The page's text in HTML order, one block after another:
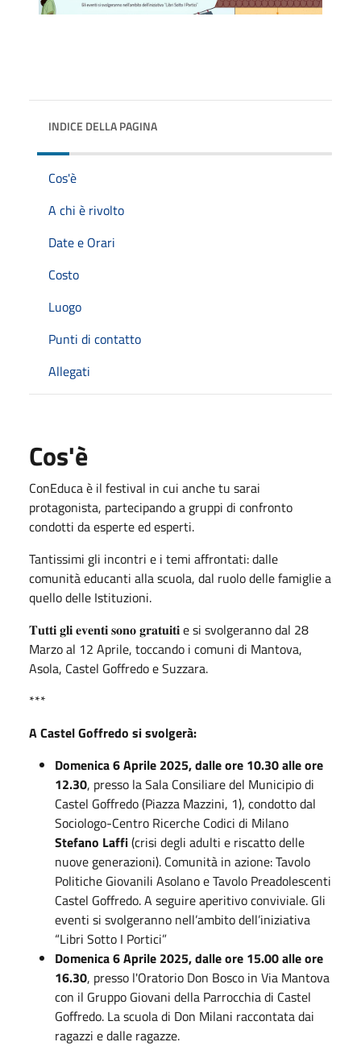
INDICE DELLA PAGINA
Cos'è
A chi è rivolto
Date e Orari
Costo
Luogo
Punti di contatto
Allegati
Cos'è
ConEduca è il festival in cui anche tu sarai
protagonista, partecipando a gruppi di confronto
condotti da esperte ed esperti.
Tantissimi gli incontri e i temi affrontati: dalle
comunità educanti alla scuola, dal ruolo delle famiglie a
quello delle Istituzioni.
𝐓𝐮𝐭𝐭𝐢 𝐠𝐥𝐢 𝐞𝐯𝐞𝐧𝐭𝐢 𝐬𝐨𝐧𝐨 𝐠𝐫𝐚𝐭𝐮𝐢𝐭𝐢 e si svolgeranno dal 28
Marzo al 12 Aprile, toccando i comuni di Mantova,
Asola, Castel Goffredo e Suzzara.
***
A Castel Goffredo si svolgerà:
Domenica 6 Aprile 2025, dalle ore 10.30 alle ore
12.30, presso la Sala Consiliare del Municipio di
Castel Goffredo (Piazza Mazzini, 1), condotto dal
Sociologo-Centro Ricerche Codici di Milano
Stefano Laffi(crisi degli adulti e riscatto delle
nuove generazioni). Comunità in azione: Tavolo
Politiche Giovanili Asolano e Tavolo Preadolescenti
Castel Goffredo. A seguire aperitivo conviviale. Gli
eventi si svolgeranno nell’ambito dell’iniziativa
“Libri Sotto I Portici”
Domenica 6 Aprile 2025, dalle ore 15.00 alle ore
16.30, presso l'Oratorio Don Bosco in Via Mantova
con il Gruppo Giovani della Parrocchia di Castel
Goffredo. La scuola di Don Milani raccontata dai
ragazzi e dalle ragazze.